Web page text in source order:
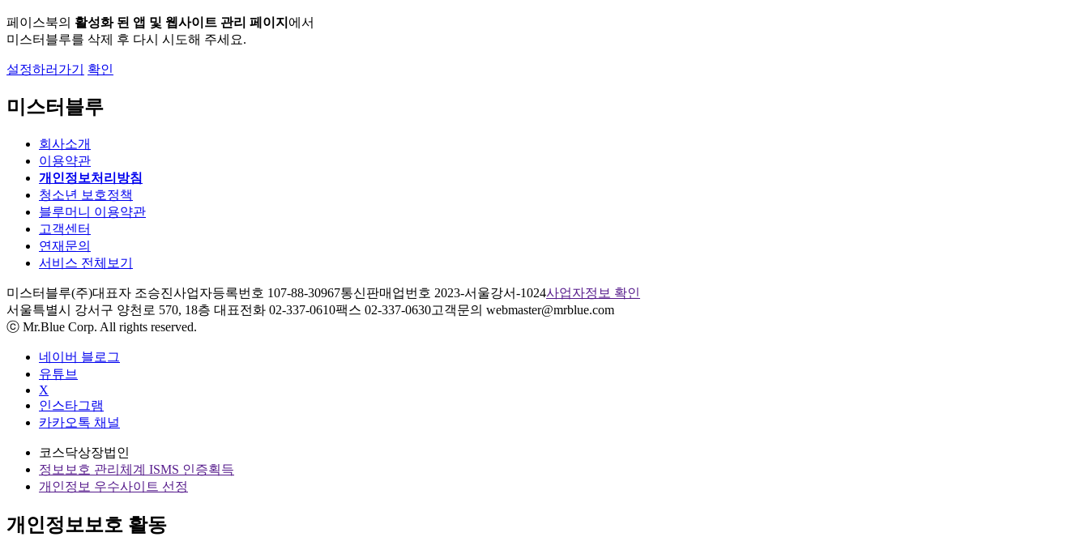
페이스북의 활성화 된 앱 및 웹사이트 관리 페이지 에서
미스터블루를 삭제 후 다시 시도해 주세요.
설정하러가기 확인
미스터블루
회사소개
이용약관
개인정보처리방침
청소년 보호정책
블루머니 이용약관
고객센터
연재문의
서비스 전체보기
미스터블루(주)대표자 조승진사업자등록번호 107-88-30967통신판매업번호 2023-서울강서-1024사업자정보 확인
서울특별시 강서구 양천로 570, 18층 대표전화 02-337-0610팩스 02-337-0630고객문의 webmaster@mrblue.com
ⓒ Mr.Blue Corp. All rights reserved.
네이버 블로그
유튜브
X
인스타그램
카카오톡 채널
코스닥상장법인
정보보호 관리체계 ISMS 인증획득
개인정보 우수사이트 선정
개인정보보호 활동